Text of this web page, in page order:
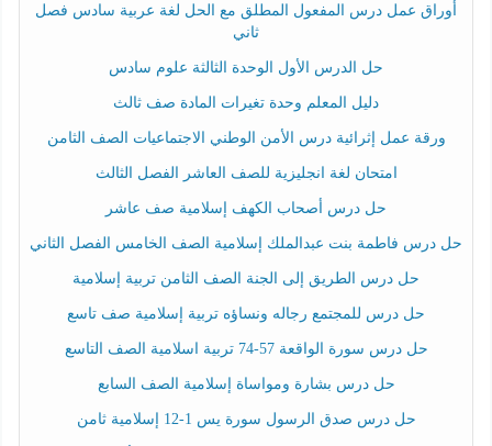
أوراق عمل درس المفعول المطلق مع الحل لغة عربية سادس فصل
ثاني
حل الدرس الأول الوحدة الثالثة علوم سادس
دليل المعلم وحدة تغيرات المادة صف ثالث
ورقة عمل إثرائية درس الأمن الوطني الاجتماعيات الصف الثامن
امتحان لغة انجليزية للصف العاشر الفصل الثالث
حل درس أصحاب الكهف إسلامية صف عاشر
حل درس فاطمة بنت عبدالملك إسلامية الصف الخامس الفصل الثاني
حل درس الطريق إلى الجنة الصف الثامن تربية إسلامية
حل درس للمجتمع رجاله ونساؤه تربية إسلامية صف تاسع
حل درس سورة الواقعة 57-74 تربية اسلامية الصف التاسع
حل درس بشارة ومواساة إسلامية الصف السابع
حل درس صدق الرسول سورة يس 1-12 إسلامية ثامن